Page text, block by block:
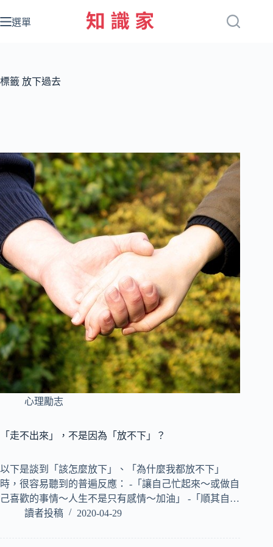
至
容
選單
標籤 放下過去
心理勵志
「走不出來」，不是因為「放不下」？
以下是談到「該怎麼放下」、「為什麼我都放不下」
時，很容易聽到的普遍反應： -「讓自己忙起來～或做自
己喜歡的事情～人生不是只有感情～加油」 -「順其自…
讀者投稿
2020-04-29